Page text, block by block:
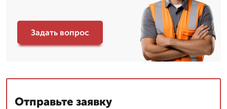
Задать вопрос
Отправьте заявку